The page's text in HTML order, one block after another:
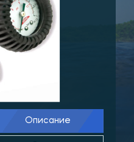
Описание